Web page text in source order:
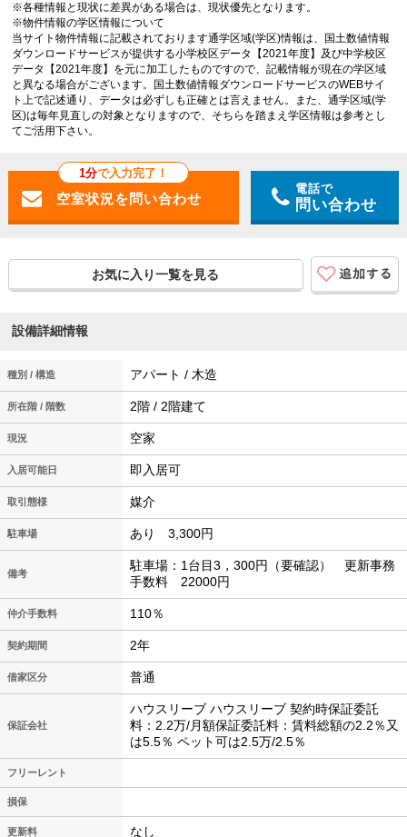
※各種情報と現状に差異がある場合は、現状優先となります。
※物件情報の学区情報について
当サイト物件情報に記載されております通学区域(学区)情報は、国土数値情報
ダウンロードサービスが提供する小学校区データ【2021年度】及び中学校区
データ【2021年度】を元に加工したものですので、記載情報が現在の学区域
と異なる場合がございます。国土数値情報ダウンロードサービスのWEBサイ
ト上で記述通り、データは必ずしも正確とは言えません。また、通学区域(学
区)は毎年見直しの対象となりますので、そちらを踏まえ学区情報は参考とし
てご活用下さい。
1分で入力完了！
電話で
問い合わせ
お気に入り一覧を見る
設備詳細情報
種別 / 構造 アパート / 木造
所在階 / 階数 2階 / 2階建て
現況 空家
入居可能日 即入居可
取引態様 媒介
駐車場 あり 3,300円
備考
駐車場：1台目3，300円（要確認） 更新事務
手数料 22000円
仲介手数料 110％
契約期間 2年
借家区分 普通
保証会社
ハウスリーブ ハウスリーブ 契約時保証委託
料：2.2万/月額保証委託料：賃料総額の2.2％又
は5.5％ ペット可は2.5万/2.5％
フリーレント
損保
更新料 なし